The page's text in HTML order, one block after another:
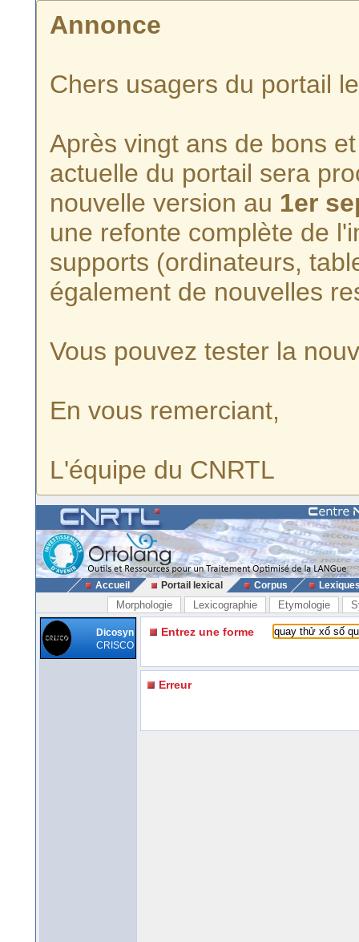
Annonce
Chers usagers du portail
Après vingt ans de bons
actuelle du portail sera
nouvelle version au 1er
une refonte complète de
supports (ordinateurs,
également de nouvelles
Vous pouvez tester la
En vous remerciant,
L'équipe du CNRTL
Accueil Portail lexical Corpus
Morphologie Lexicographie Etymologie
Dicosyn
CRISCO
Entrez une forme
Erreur